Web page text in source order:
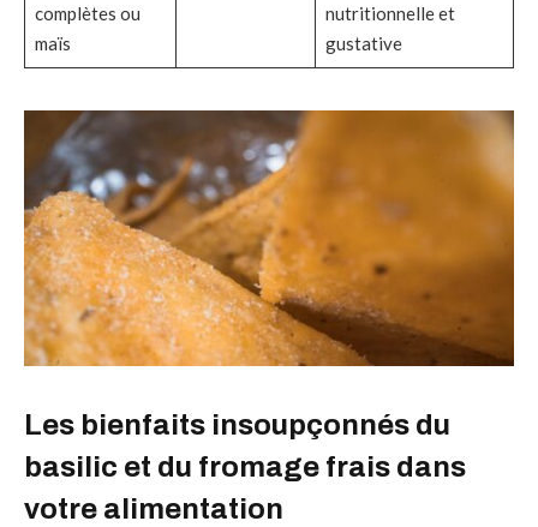
complètes ou
maïs
nutritionnelle et
gustative
Les bienfaits insoupçonnés du
basilic et du fromage frais dans
votre alimentation